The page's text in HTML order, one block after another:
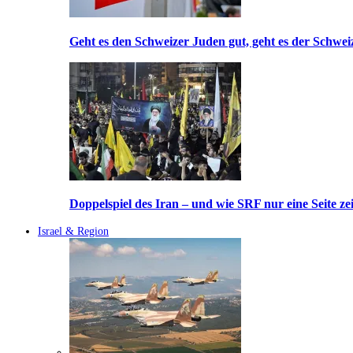
Geht es den Schweizer Juden gut, geht es der
Doppelspiel des Iran – und wie SRF nur eine Seite
Israel & Region